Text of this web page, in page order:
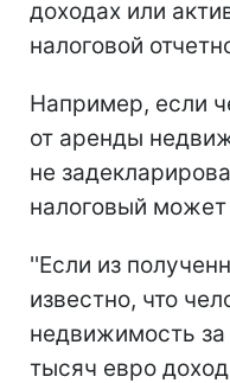
доходах или
налоговой
Например, если
от аренды
не
налоговый может
''Если из
известно, что
недвижимость за
тысяч евро